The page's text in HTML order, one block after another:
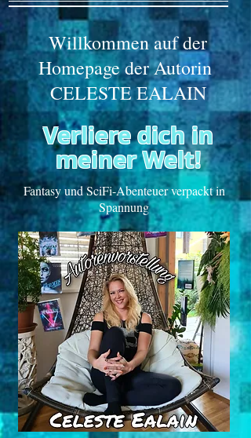
Willkommen auf der
Homepage der Autorin
CELESTE EALAIN
Verliere dich in
meiner Welt!
Fantasy und SciFi-Abenteuer verpackt in
Spannung